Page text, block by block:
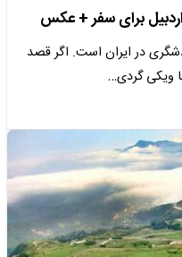
برای سفر + عکس
در ایران است. اگر قصد
ویکی گردی…